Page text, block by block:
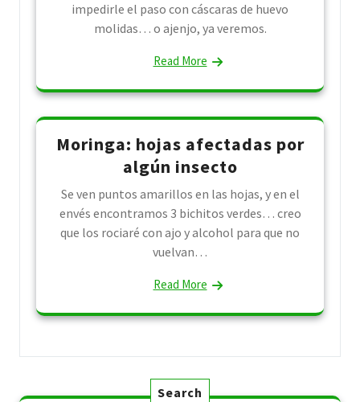
impedirle el paso con cáscaras de huevo
molidas… o ajenjo, ya veremos.
Read More
Moringa: hojas afectadas por
algún insecto
Se ven puntos amarillos en las hojas, y en el
envés encontramos 3 bichitos verdes… creo
que los rociaré con ajo y alcohol para que no
vuelvan…
Read More
Search